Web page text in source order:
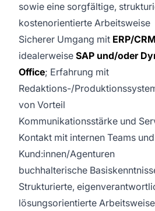
sowie eine sorgfältige,
kostenorientierte Arbeitsweise
Sicherer Umgang mit ERP/
idealerweise SAP und/oder
Office; Erfahrung mit
Redaktions-/
von Vorteil
Kommunikationsstärke und
Kontakt mit internen Teams und
Kund:innen/Agenturen
buchhalterische
Strukturierte,
lösungsorientierte Arbeitsweise